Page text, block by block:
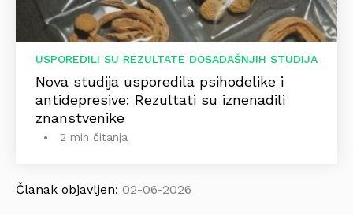
USPOREDILI SU REZULTATE DOSADAŠNJIH STUDIJA
Nova studija usporedila psihodelike i
antidepresive: Rezultati su iznenadili
znanstvenike
2 min čitanja
Članak objavljen: 02-06-2026